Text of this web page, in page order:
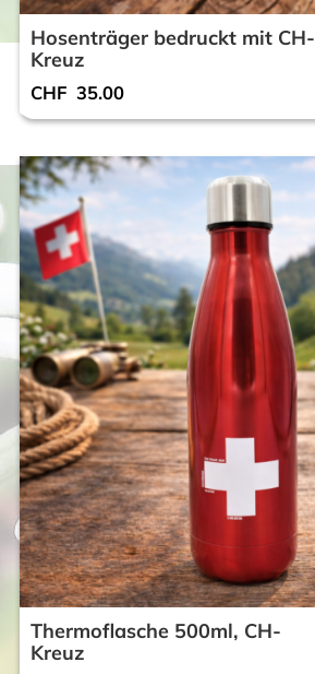
Hosenträger bedruckt mit CH-
Kreuz
CHF 35.00
Thermoflasche 500ml, CH-
Kreuz